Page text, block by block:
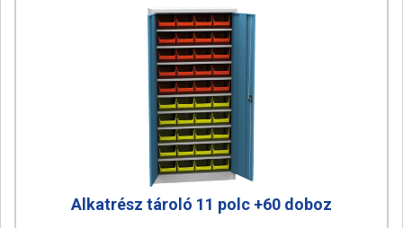
Alkatrész tároló 11 polc +60 doboz